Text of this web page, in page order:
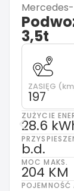
3,5t
ZASIĘG
197
ZUŻYCIE
28.6
b.d.
MOC MAKS.
204 KM
POJEMNOŚĆ